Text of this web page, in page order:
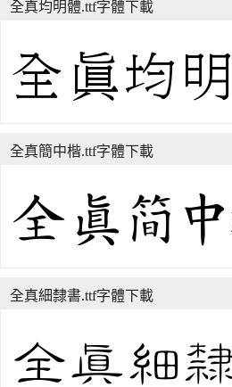
全真均明體.ttf字體下載
全真簡中楷.ttf字體下載
全真細隸書.ttf字體下載